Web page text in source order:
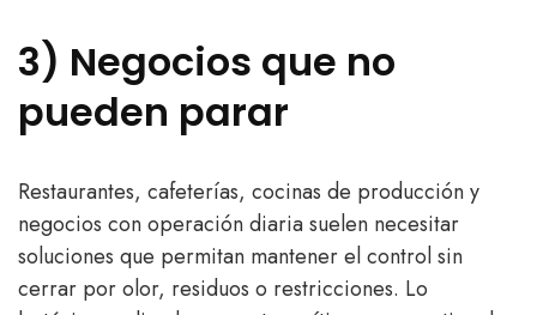
3) Negocios que no
pueden parar
Restaurantes, cafeterías, cocinas de producción y
negocios con operación diaria suelen necesitar
soluciones que permitan mantener el control sin
cerrar por olor, residuos o restricciones. Lo